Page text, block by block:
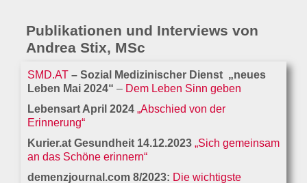
Publikationen und Interviews von
Andrea Stix, MSc
SMD.AT – Sozial Medizinischer Dienst „neues
Leben Mai 2024“ – Dem Leben Sinn geben
Lebensart April 2024 „Abschied von der
Erinnerung“
Kurier.at Gesundheit 14.12.2023 „Sich gemeinsam
an das Schöne erinnern“
demenzjournal.com 8/2023: Die wichtigste